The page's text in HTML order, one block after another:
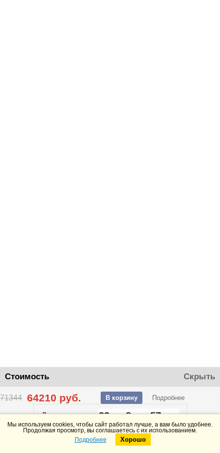
Стоимость Скрыть
71344 64210 руб. В корзину Подробнее
До конца акции23 8 57
Telegram
Мы используем cookies, чтобы сайт работал лучше, а вам было удобнее.
Продолжая просмотр, вы соглашаетесь с их использованием.
Подробнее
Хорошо